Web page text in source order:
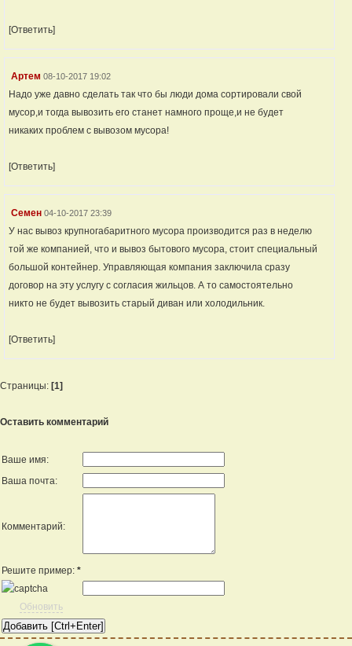
[Ответить]
Артем 08-10-2017 19:02
Надо уже давно сделать так что бы люди дома сортировали свой
мусор,и тогда вывозить его станет намного проще,и не будет
никаких проблем с вывозом мусора!
[Ответить]
Семен 04-10-2017 23:39
У нас вывоз крупногабаритного мусора производится раз в неделю
той же компанией, что и вывоз бытового мусора, стоит специальный
большой контейнер. Управляющая компания заключила сразу
договор на эту услугу с согласия жильцов. А то самостоятельно
никто не будет вывозить старый диван или холодильник.
[Ответить]
Страницы: [1]
Оставить комментарий
Ваше имя:
Ваша почта:
Комментарий:
Решите пример: *
Обновить